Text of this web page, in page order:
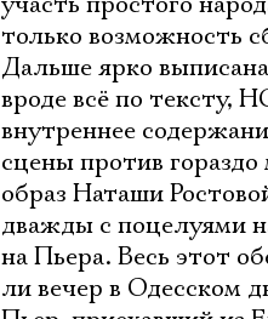
только возможность
Дальше ярко
вроде всё по тексту,
внутреннее
сцены против
образ Наташи
дважды с поцелуями
на Пьера. Весь этот
ли вечер в Одесском